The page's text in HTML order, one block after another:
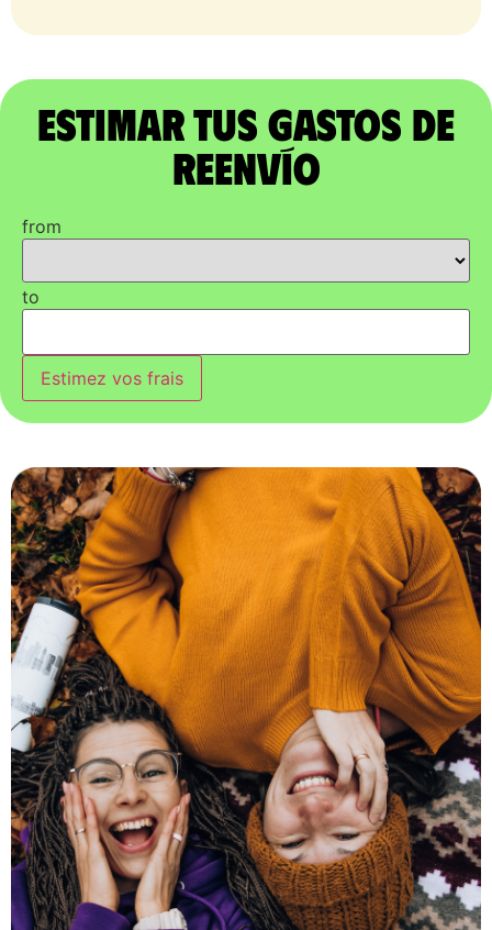
Estimar tus gastos de
reenvío
from
to
Estimez vos frais